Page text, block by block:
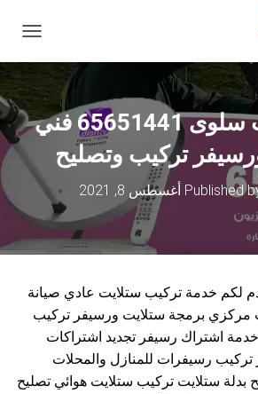
ب
ل
ا
ل
فني ستلايت سلوى 65651441 فني
تركيب وتصليح
Published أغسطس 8, 2021
لكم خدمة تركيب ستلايت عادي صيانة
مركزي برمجة ستلايت ورسيفر تركيب
اشتراك رسيفر تجديد اشتراكات
تركيب رسيفرات للمنازل والمحلات
بدلة ستلايت تركيب ستلايت هوائي تصليح